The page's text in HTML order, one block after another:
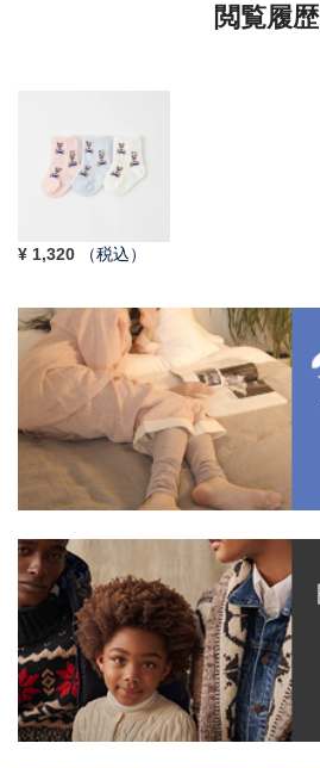
閲覧履歴
¥ 1,320 （税込）